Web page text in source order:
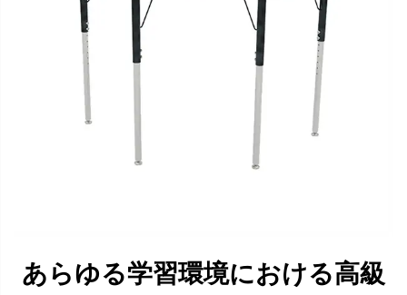
あらゆる学習環境における高級